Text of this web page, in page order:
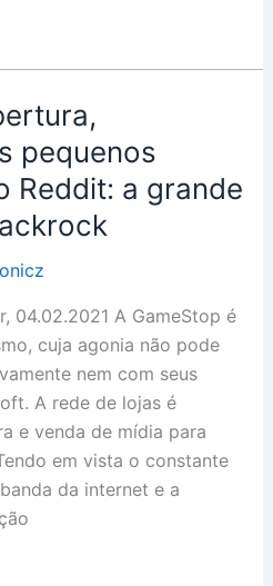
pequenos
Reddit: a grande
04.02.2021 A GameStop é
cuja agonia não pode
nem com seus
A rede de lojas é
e venda de mídia para
em vista o constante
da internet e a